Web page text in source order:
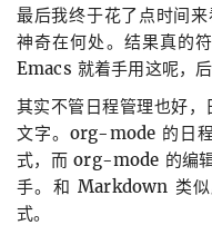
最后我终于花了点时间
神奇在何处。结果真的
Emacs 就着手用这呢，后
其实不管日程管理也好
文字。org-mode 的日
式，而 org-mode 的编
手。和 Markdown 类似
式。